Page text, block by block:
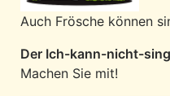
Auch Frösche können
Der Ich-kann-nicht-
Machen Sie mit!